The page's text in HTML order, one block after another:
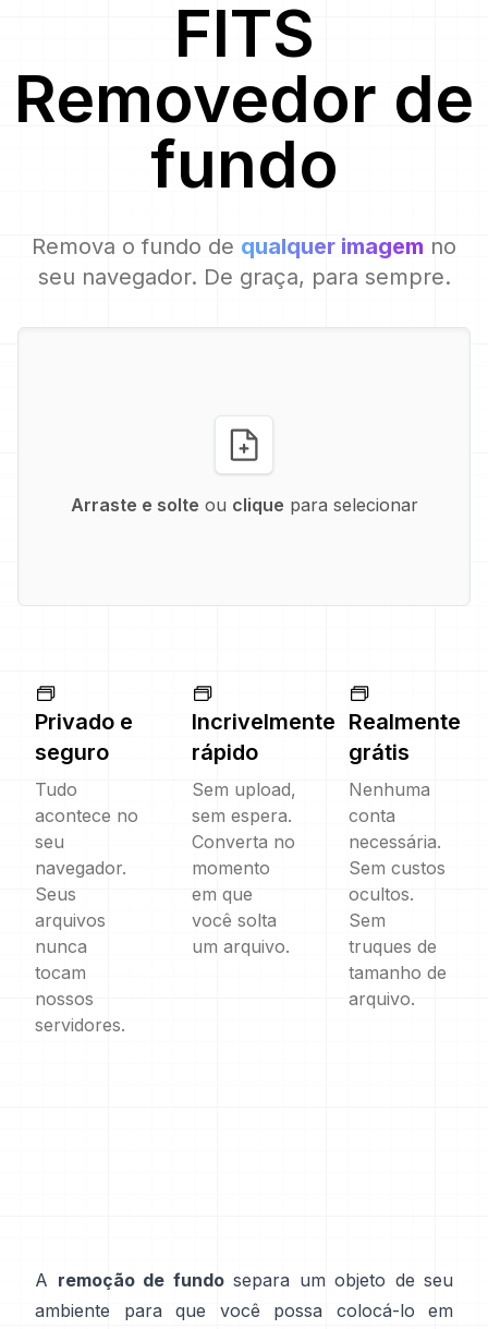
FITS
Removedor de
fundo
Remova o fundo de qualquer imagem no
seu navegador. De graça, para sempre.
Arraste e solte ou clique para selecionar
Privado e
seguro
Tudo
acontece no
seu
navegador.
Seus
arquivos
nunca
tocam
nossos
servidores.
Incrivelmente
rápido
Sem upload,
sem espera.
Converta no
momento
em que
você solta
um arquivo.
Realmente
grátis
Nenhuma
conta
necessária.
Sem custos
ocultos.
Sem
truques de
tamanho de
arquivo.
A remoção de fundosepara um objeto de seu
ambiente para que você possa colocá-lo em